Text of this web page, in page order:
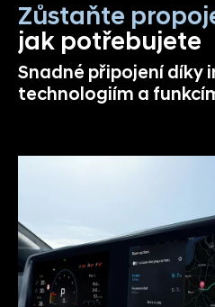
Zůstaňte
jak potřebujete
Snadné připojení
technologiím a